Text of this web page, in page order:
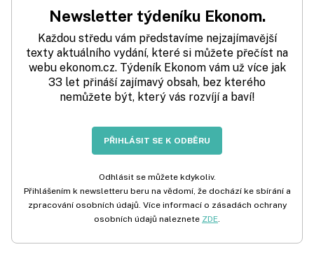
Newsletter týdeníku Ekonom.
Každou středu vám představíme nejzajímavější
texty aktuálního vydání, které si můžete přečíst na
webu ekonom.cz. Týdeník Ekonom vám už více jak
33 let přináší zajímavý obsah, bez kterého
nemůžete být, který vás rozvíjí a baví!
PŘIHLÁSIT SE K ODBĚRU
Odhlásit se můžete kdykoliv.
Přihlášením k newsletteru beru na vědomí, že dochází ke sbírání a
zpracování osobních údajů. Více informací o zásadách ochrany
osobních údajů naleznete ZDE.